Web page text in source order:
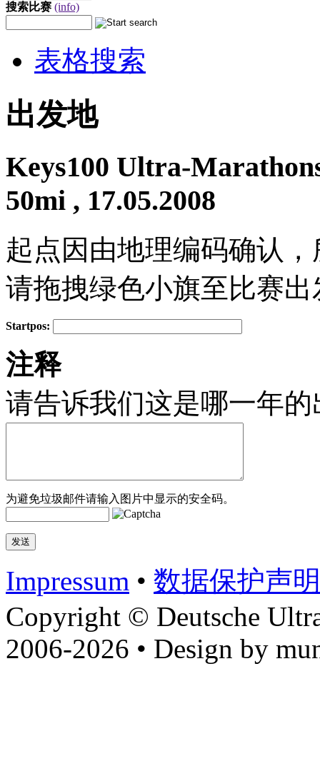
搜索比赛 (info)
表格搜索
出发地
Keys100 Ultra-
50mi , 17.05.2008
起点因由地理编码确认
请拖拽绿色小旗至比赛出
−
Startpos:
注释
请告诉我们这是哪一年
为避免垃圾邮件请输入图片中显示的安全码。
Impressum • 数据​保护​声明
Copyright © Deutsche
2006-2026 • Design by